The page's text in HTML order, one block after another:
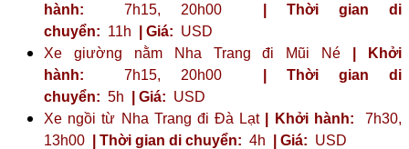
hành: 7h15, 20h00
| Thời gian di
chuyển: 11h | Giá: USD
Xe giường nằm Nha Trang đi Mũi Né
| Khởi
hành: 7h15, 20h00
| Thời gian di
chuyển: 5h | Giá: USD
Xe ngồi từ Nha Trang đi Đà Lạt
| Khởi hành: 7h30,
13h00
| Thời gian di chuyển: 4h | Giá: USD